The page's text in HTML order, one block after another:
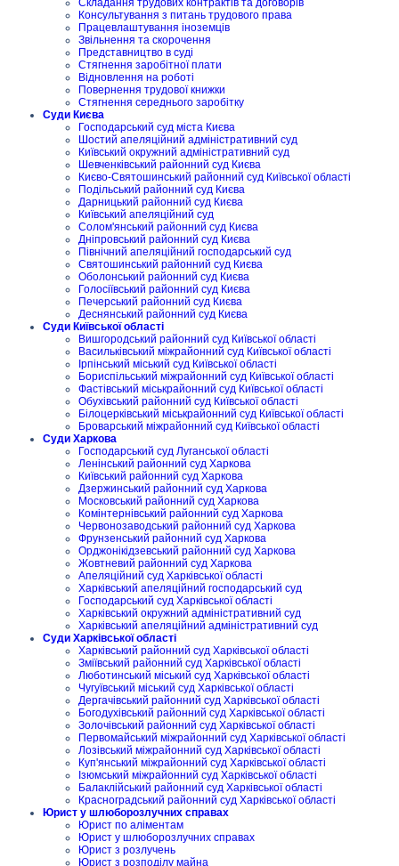
Складання трудових контрактів та договорів
Консультування з питань трудового права
Працевлаштування іноземців
Звільнення та скорочення
Представництво в суді
Стягнення заробітної плати
Відновлення на роботі
Повернення трудової книжки
Стягнення середнього заробітку
Суди Києва
Господарський суд міста Києва
Шостий апеляційний адміністративний суд
Київський окружний адміністративний суд
Шевченківський районний суд Києва
Києво-Святошинський районний суд Київської області
Подільський районний суд Києва
Дарницький районний суд Києва
Київський апеляційний суд
Солом'янський районний суд Києва
Дніпровський районний суд Києва
Північний апеляційний господарський суд
Святошинський районний суд Києва
Оболонський районний суд Києва
Голосіївський районний суд Києва
Печерський районний суд Києва
Деснянський районний суд Києва
Суди Київської області
Вишгородський районний суд Київської області
Васильківський міжрайонний суд Київської області
Ірпінський міський суд Київської області
Бориспільський міжрайонний суд Київської області
Фастівський міськрайонний суд Київської області
Обухівський районний суд Київської області
Білоцерківський міськрайонний суд Київської області
Броварський міжрайонний суд Київської області
Суди Харкова
Господарський суд Луганської області
Ленінський районний суд Харкова
Київський районний суд Харкова
Дзержинський районний суд Харкова
Московський районний суд Харкова
Комінтернівський районний суд Харкова
Червонозаводський районний суд Харкова
Фрунзенський районний суд Харкова
Орджонікідзевський районний суд Харкова
Жовтневий районний суд Харкова
Апеляційний суд Харківської області
Харківський апеляційний господарський суд
Господарський суд Харківської області
Харківський окружний адміністративний суд
Харківський апеляційний адміністративний суд
Суди Харківської області
Харківський районний суд Харківської області
Зміївський районний суд Харківської області
Люботинський міський суд Харківської області
Чугуївський міський суд Харківської області
Дергачівський районний суд Харківської області
Богодухівський районний суд Харківської області
Золочівський районний суд Харківської області
Первомайський міжрайонний суд Харківської області
Лозівський міжрайонний суд Харківської області
Куп'янський міжрайонний суд Харківської області
Ізюмський міжрайонний суд Харківської області
Балаклійський районний суд Харківської області
Красноградський районний суд Харківської області
Юрист у шлюборозлучних справах
Юрист по аліментам
Юрист у шлюборозлучних справах
Юрист з розлучень
Юрист з розподілу майна